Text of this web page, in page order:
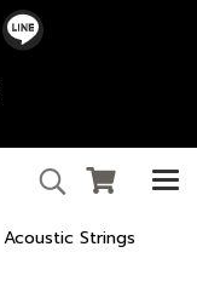
Acoustic Strings